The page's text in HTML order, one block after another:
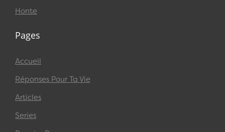
Honte
Pages
Accueil
Réponses Pour Ta Vie
Articles
Series